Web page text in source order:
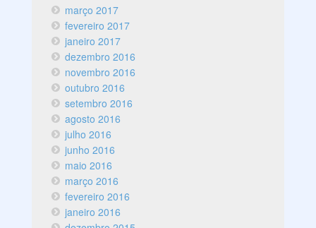
março 2017
fevereiro 2017
janeiro 2017
dezembro 2016
novembro 2016
outubro 2016
setembro 2016
agosto 2016
julho 2016
junho 2016
maio 2016
março 2016
fevereiro 2016
janeiro 2016